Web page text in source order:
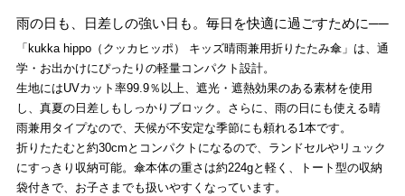
雨の日も、日差しの強い日も。毎日を快適に過ごすために──
「kukka hippo（クッカヒッポ） キッズ晴雨兼用折りたたみ傘」は、通
学・お出かけにぴったりの軽量コンパクト設計。
生地にはUVカット率99.9％以上、遮光・遮熱効果のある素材を使用
し、真夏の日差しもしっかりブロック。さらに、雨の日にも使える晴
雨兼用タイプなので、天候が不安定な季節にも頼れる1本です。
折りたたむと約30cmとコンパクトになるので、ランドセルやリュック
にすっきり収納可能。傘本体の重さは約224gと軽く、トート型の収納
袋付きで、お子さまでも扱いやすくなっています。